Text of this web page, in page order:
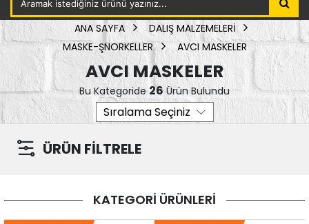
ANA SAYFA
DALIŞ MALZEMELERİ
MASKE-ŞNORKELLER
AVCI MASKELER
AVCI MASKELER
Bu Kategoride 26Ürün Bulundu
ÜRÜN FİLTRELE
KATEGORİ ÜRÜNLERİ